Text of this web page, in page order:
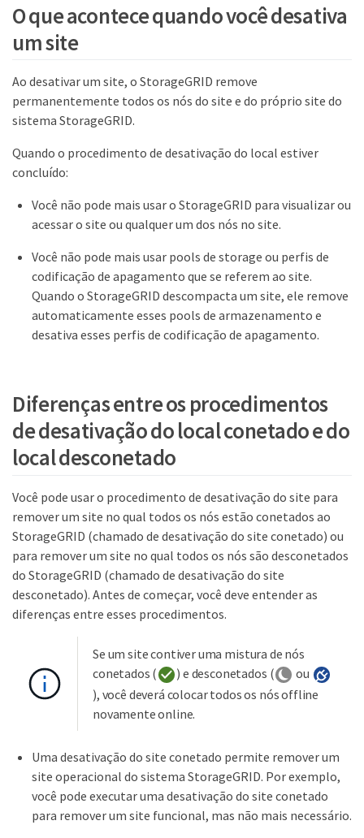
O que acontece quando você desativa
um site
Ao desativar um site, o StorageGRID remove
permanentemente todos os nós do site e do próprio site do
sistema StorageGRID.
Quando o procedimento de desativação do local estiver
concluído:
Você não pode mais usar o StorageGRID para visualizar ou
acessar o site ou qualquer um dos nós no site.
Você não pode mais usar pools de storage ou perfis de
codificação de apagamento que se referem ao site.
Quando o StorageGRID descompacta um site, ele remove
automaticamente esses pools de armazenamento e
desativa esses perfis de codificação de apagamento.
Diferenças entre os procedimentos
de desativação do local conetado e do
local desconetado
Você pode usar o procedimento de desativação do site para
remover um site no qual todos os nós estão conetados ao
StorageGRID (chamado de desativação do site conetado) ou
para remover um site no qual todos os nós são desconetados
do StorageGRID (chamado de desativação do site
desconetado). Antes de começar, você deve entender as
diferenças entre esses procedimentos.
Se um site contiver uma mistura de nós
conetados (
) e desconetados (
ou
), você deverá colocar todos os nós offline
novamente online.
Uma desativação do site conetado permite remover um
site operacional do sistema StorageGRID. Por exemplo,
você pode executar uma desativação do site conetado
para remover um site funcional, mas não mais necessário.